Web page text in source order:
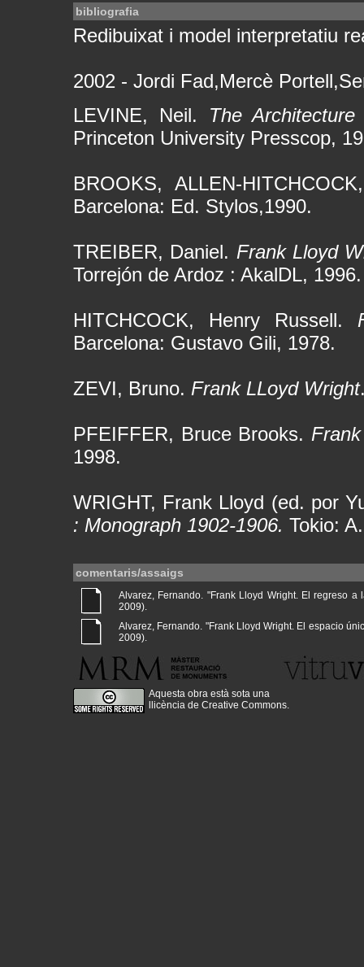
bibliografia
Redibuixat i model interpretatiu
2002 - Jordi Fad,Mercè
LEVINE, Neil. The
Princeton University Presscop,
BROOKS, ALLEN-
Barcelona: Ed. Stylos,1990.
TREIBER, Daniel. Frank Lloyd
Torrejón de Ardoz : AkalDL, 1996.
HITCHCOCK, Henry Russell.
Barcelona: Gustavo Gili, 1978.
ZEVI, Bruno. Frank LLoyd Wright
PFEIFFER, Bruce Brooks.
1998.
WRIGHT, Frank Lloyd (ed. por
: Monograph 1902-1906. Tokio:
comentaris/assaigs
Alvarez, Fernando. "Frank Lloyd Wright. El regreso
2009).
Alvarez, Fernando. "Frank Lloyd Wright. El espacio
2009).
Aquesta obra està sota una
llicència de Creative Commons.